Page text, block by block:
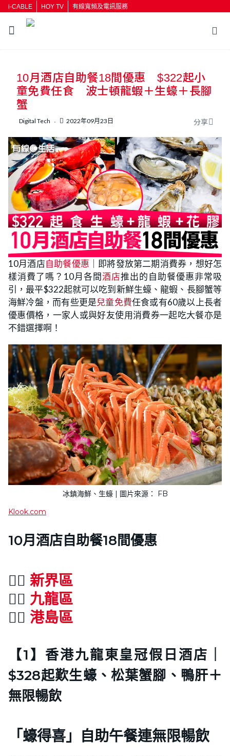
i-CABLE HOY TV 有線寬頻及電訊服務
按輸入鍵開始搜尋
10月酒店自助餐18間優惠 $322起小
童免費任食 波士頓龍蝦＋生蠔＋長腳
蟹
Digital Tech 2022年09月23日 分享
10月酒店自助餐優惠 ｜即將發放第二期消費券，想好怎
樣消費了嗎？10月各間酒店推出的自助餐優惠非常吸
引，最平$322起就可以吃到新鮮生蠔、龍蝦、長腳蟹等
海鮮冷盤，而有些更是兒童免費任食或有60歲以上長者
優惠價格，一家人或與好友使用消費券一起吃大餐亦是
不錯選擇啊！
冰鎮海鮮、生蠔 | 圖片來源： FB
Klook.com
10月酒店自助餐18間優惠
👉🏻 新界區
👉🏻 九龍區
👉🏻 港島區
【1】香港九龍東皇冠假日酒店｜
$328起歎生蠔、松葉蟹腳、鴨肝＋
無限暢飲
「蠔得喜」自助午餐連無限暢飲